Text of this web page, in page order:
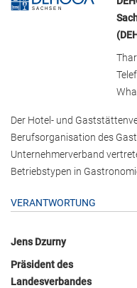
Der Hotel- und
Berufsorganisation des
Unternehmerverband
Betriebstypen in
VERANTWORTUNG
Jens Dzurny
Präsident des
Landesverbandes